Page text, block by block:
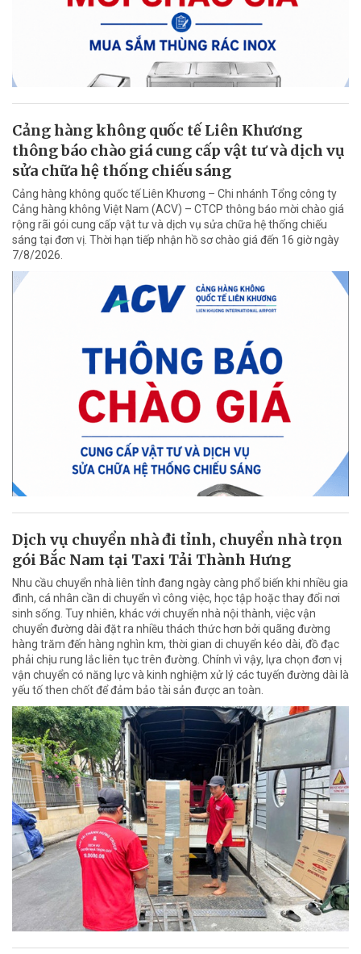
Cảng hàng không quốc tế Liên Khương
thông báo chào giá cung cấp vật tư và dịch vụ
sửa chữa hệ thống chiếu sáng
Cảng hàng không quốc tế Liên Khương – Chi nhánh Tổng công ty
Cảng hàng không Việt Nam (ACV) – CTCP thông báo mời chào giá
rộng rãi gói cung cấp vật tư và dịch vụ sửa chữa hệ thống chiếu
sáng tại đơn vị. Thời hạn tiếp nhận hồ sơ chào giá đến 16 giờ ngày
7/8/2026.
Dịch vụ chuyển nhà đi tỉnh, chuyển nhà trọn
gói Bắc Nam tại Taxi Tải Thành Hưng
Nhu cầu chuyển nhà liên tỉnh đang ngày càng phổ biến khi nhiều gia
đình, cá nhân cần di chuyển vì công việc, học tập hoặc thay đổi nơi
sinh sống. Tuy nhiên, khác với chuyển nhà nội thành, việc vận
chuyển đường dài đặt ra nhiều thách thức hơn bởi quãng đường
hàng trăm đến hàng nghìn km, thời gian di chuyển kéo dài, đồ đạc
phải chịu rung lắc liên tục trên đường. Chính vì vậy, lựa chọn đơn vị
vận chuyển có năng lực và kinh nghiệm xử lý các tuyến đường dài là
yếu tố then chốt để đảm bảo tài sản được an toàn.